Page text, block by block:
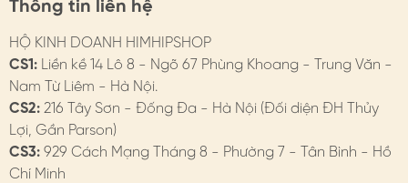
vest, ngực áo váy, eo váy…
3. HƯỚNG DẪN BẢO QUẢN
- Hạn chế tiếp xúc với nước, chất tẩy rửa. Tránh xịt nước
hoa trực tiếp
- Khi không sử dụng, nên tháo khỏi áo & bảo quản trong
hộp. HimHip có hộp bảo quản dành cho cài áo.
Thông tin liên hệ
HỘ KINH DOANH HIMHIPSHOP
CS1: Liền kề 14 Lô 8 - Ngõ 67 Phùng Khoang - Trung Văn -
Nam Từ Liêm - Hà Nội.
CS2: 216 Tây Sơn - Đống Đa - Hà Nội (Đối diện ĐH Thủy
Lợi, Gần Parson)
CS3: 929 Cách Mạng Tháng 8 - Phường 7 - Tân Bình - Hồ
Chí Minh